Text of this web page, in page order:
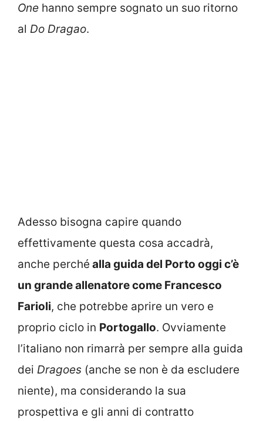
One hanno sempre sognato un suo ritorno
al Do Dragao.
Adesso bisogna capire quando
effettivamente questa cosa accadrà,
anche perché alla guida del Porto oggi c’è
un grande allenatore come Francesco
Farioli, che potrebbe aprire un vero e
proprio ciclo in Portogallo. Ovviamente
l’italiano non rimarrà per sempre alla guida
dei Dragoes (anche se non è da escludere
niente), ma considerando la sua
prospettiva e gli anni di contratto